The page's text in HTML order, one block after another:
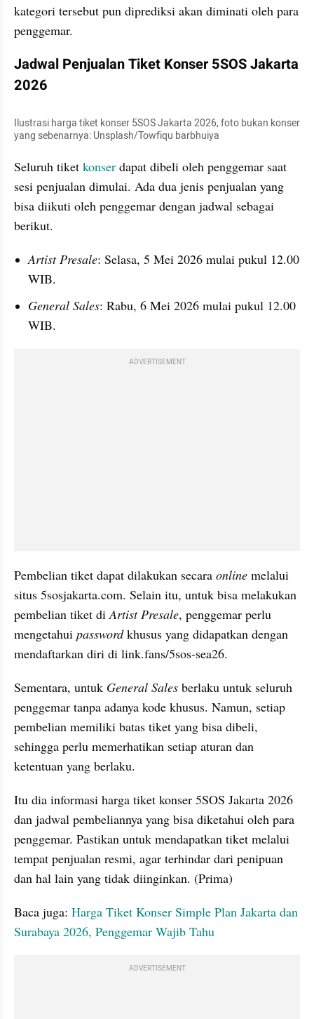
kategori tersebut pun diprediksi akan diminati oleh para
penggemar.
Jadwal Penjualan Tiket Konser 5SOS Jakarta
2026
Ilustrasi harga tiket konser 5SOS Jakarta 2026, foto bukan konser
yang sebenarnya: Unsplash/Towfiqu barbhuiya
Seluruh tiket konser dapat dibeli oleh penggemar saat
sesi penjualan dimulai. Ada dua jenis penjualan yang
bisa diikuti oleh penggemar dengan jadwal sebagai
berikut.
Artist Presale: Selasa, 5 Mei 2026 mulai pukul 12.00
WIB.
General Sales: Rabu, 6 Mei 2026 mulai pukul 12.00
WIB.
ADVERTISEMENT
Pembelian tiket dapat dilakukan secara online melalui
situs 5sosjakarta.com. Selain itu, untuk bisa melakukan
pembelian tiket di Artist Presale, penggemar perlu
mengetahui password khusus yang didapatkan dengan
mendaftarkan diri di link.fans/5sos-sea26.
Sementara, untuk General Sales berlaku untuk seluruh
penggemar tanpa adanya kode khusus. Namun, setiap
pembelian memiliki batas tiket yang bisa dibeli,
sehingga perlu memerhatikan setiap aturan dan
ketentuan yang berlaku.
Itu dia informasi harga tiket konser 5SOS Jakarta 2026
dan jadwal pembeliannya yang bisa diketahui oleh para
penggemar. Pastikan untuk mendapatkan tiket melalui
tempat penjualan resmi, agar terhindar dari penipuan
dan hal lain yang tidak diinginkan. (Prima)
Baca juga: Harga Tiket Konser Simple Plan Jakarta dan
Surabaya 2026, Penggemar Wajib Tahu
ADVERTISEMENT